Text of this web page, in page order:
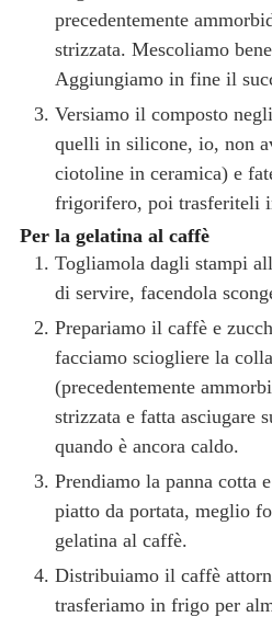
precedentemente
strizzata. Mescoliamo
Aggiungiamo in fine il
Versiamo il composto
quelli in silicone, io, non
ciotoline in ceramica) e
frigorifero, poi trasferiteli
Per la gelatina al caffè
Togliamola dagli stampi
di servire, facendola
Prepariamo il caffè e
facciamo sciogliere la
(precedentemente
strizzata e fatta asciugare
quando è ancora caldo.
Prendiamo la panna cotta
piatto da portata, meglio
gelatina al caffè.
Distribuiamo il caffè
trasferiamo in frigo per